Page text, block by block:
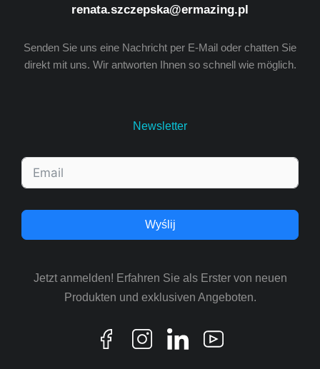
renata.szczepska@ermazing.pl
Senden Sie uns eine Nachricht per E-Mail oder chatten Sie
direkt mit uns. Wir antworten Ihnen so schnell wie möglich.
Newsletter
Wyślij
Jetzt anmelden! Erfahren Sie als Erster von neuen
Produkten und exklusiven Angeboten.